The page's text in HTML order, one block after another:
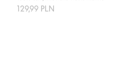
129,99 PLN